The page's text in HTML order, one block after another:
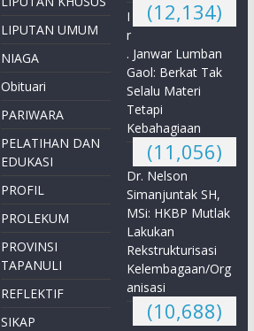
LIPUTAN UMUM
NIAGA
Obituari
PARIWARA
PELATIHAN DAN
EDUKASI
PROFIL
PROLEKUM
PROVINSI
TAPANULI
REFLEKTIF
SIKAP
(12,134)
I
r
. Janwar Lumban
Gaol: Berkat Tak
Selalu Materi
Tetapi
Kebahagiaan
(11,056)
Dr. Nelson
Simanjuntak SH,
MSi: HKBP Mutlak
Lakukan
Rekstrukturisasi
Kelembagaan/Org
anisasi
(10,688)